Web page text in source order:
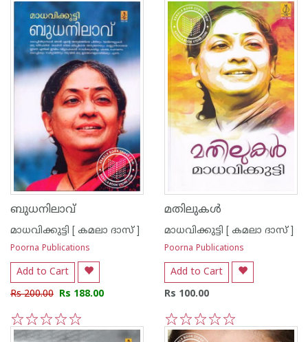
5
4
3
2
1 5
4
3
2
1
ബുധനിലാവ്
മാധവിക്കുട്ടി [ കമലാ ദാസ് ]
Poorna Publications
Add to Cart
Rs 200.00 Rs 188.00
5
4
3
2
1
മതിലുകള്‍
മാധവിക്കുട്ടി [ കമലാ ദാസ് ]
Poorna Publications
Add to Cart
Rs 100.00
5
4
3
2
1